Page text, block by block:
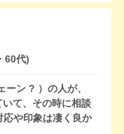
60代)
ン ? ）の人が、
て、その時に相談
応や印象は凄く良か